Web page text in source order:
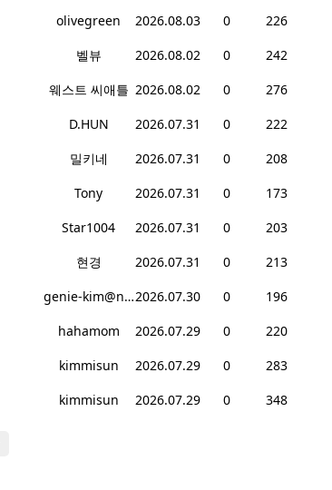
olivegreen 2026.08.03 0
226
벨뷰 2026.08.02 0
242
웨스트 씨애틀 2026.08.02 0
276
D.HUN 2026.07.31 0
222
밀키네 2026.07.31 0
208
Tony 2026.07.31 0
173
Star1004 2026.07.31 0
203
현경 2026.07.31 0
213
genie-kim@naver.com2026.07.30 0
196
hahamom 2026.07.29 0
220
kimmisun 2026.07.29 0
283
kimmisun 2026.07.29 0 348